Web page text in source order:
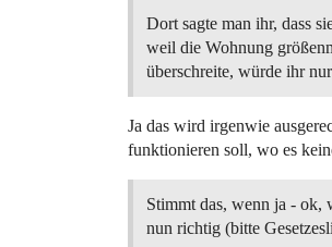
Dort sagte man ihr, dass
weil die Wohnung
überschreite, würde ihr
Ja das wird irgenwie
funktionieren soll, wo es
Stimmt das, wenn ja - ok,
nun richtig (bitte